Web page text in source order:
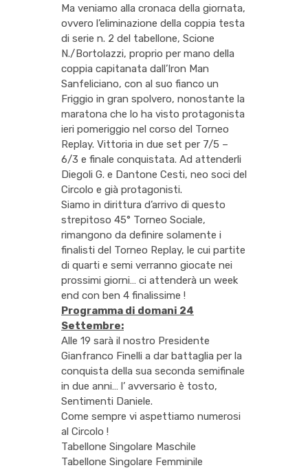
Ma veniamo alla cronaca della giornata,
ovvero l’eliminazione della coppia testa
di serie n. 2 del tabellone, Scione
N./Bortolazzi, proprio per mano della
coppia capitanata dall’Iron Man
Sanfeliciano, con al suo fianco un
Friggio in gran spolvero, nonostante la
maratona che lo ha visto protagonista
ieri pomeriggio nel corso del Torneo
Replay. Vittoria in due set per 7/5 –
6/3 e finale conquistata. Ad attenderli
Diegoli G. e Dantone Cesti, neo soci del
Circolo e già protagonisti.
Siamo in dirittura d’arrivo di questo
strepitoso 45° Torneo Sociale,
rimangono da definire solamente i
finalisti del Torneo Replay, le cui partite
di quarti e semi verranno giocate nei
prossimi giorni… ci attenderà un week
end con ben 4 finalissime !
Programma di domani 24
Settembre:
Alle 19 sarà il nostro Presidente
Gianfranco Finelli a dar battaglia per la
conquista della sua seconda semifinale
in due anni… l’ avversario è tosto,
Sentimenti Daniele.
Come sempre vi aspettiamo numerosi
al Circolo !
Tabellone Singolare Maschile
Tabellone Singolare Femminile